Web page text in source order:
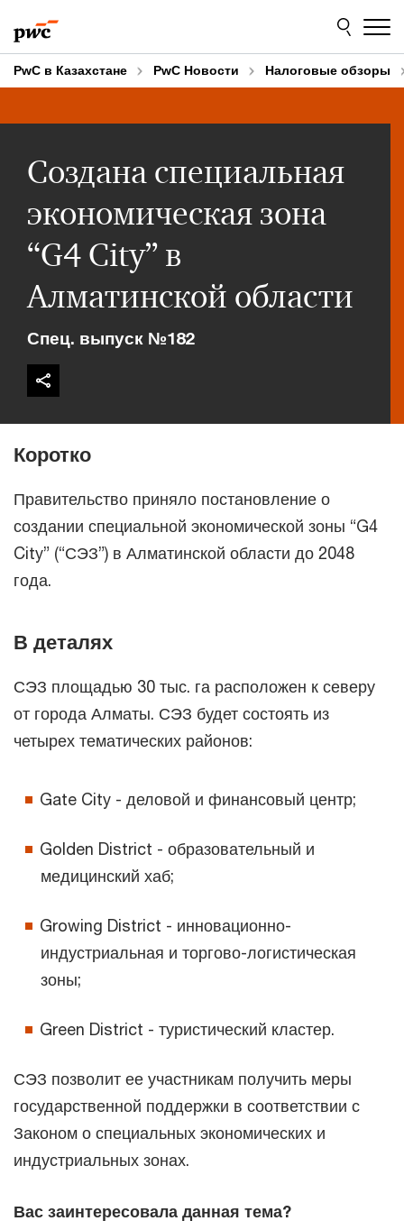
to
content
to
footer
PwC в Казахстане PwC Новости Налоговые обзоры
Создана специальная
экономическая зона
“G4 City” в
Алматинской области
Спец. выпуск №182
Коротко
Правительство приняло постановление о
создании специальной экономической зоны “G4
City” (“СЭЗ”) в Алматинской области до 2048
года.
В деталях
СЭЗ площадью 30 тыс. га расположен к северу
от города Алматы. СЭЗ будет состоять из
четырех тематических районов:
Gate City - деловой и финансовый центр;
Golden District - образовательный и
медицинский хаб;
Growing District - инновационно-
индустриальная и торгово-логистическая
зоны;
Green District - туристический кластер.
СЭЗ позволит ее участникам получить меры
государственной поддержки в соответствии с
Законом о специальных экономических и
индустриальных зонах.
Вас заинтересовала данная тема?